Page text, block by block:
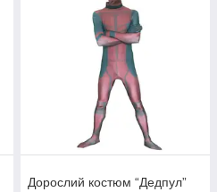
Дорослий костюм “Дедпул”